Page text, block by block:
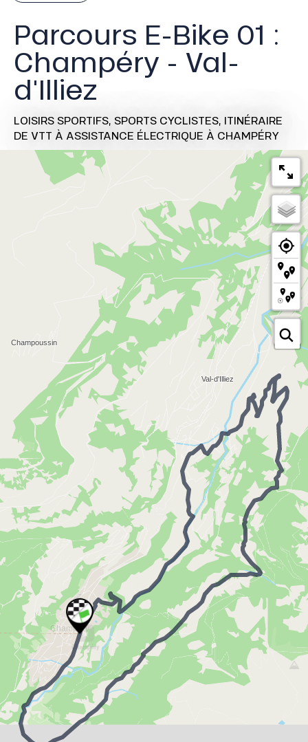
Parcours E-Bike 01 :
Champéry - Val-
d'Illiez
LOISIRS SPORTIFS, SPORTS CYCLISTES, ITINÉRAIRE
DE VTT À ASSISTANCE ÉLECTRIQUE À CHAMPÉRY